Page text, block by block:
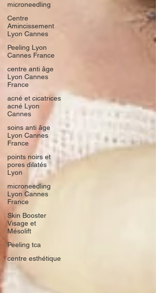
microneedling
Centre
Amincissement
Lyon Cannes
Peeling Lyon
Cannes France
centre anti âge
Lyon Cannes
France
acné et cicatrices
acné Lyon
Cannes
soins anti âge
Lyon Cannes
France
points noirs et
pores dilatés
Lyon
microneedling
Lyon Cannes
France
Skin Booster
Visage et
Mésolift
Peeling tca
centre esthétique